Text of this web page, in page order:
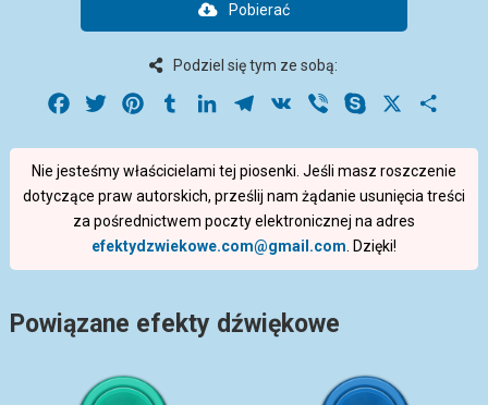
Pobierać
Podziel się tym ze sobą:
Facebook
Twitter PinterestTumblrLinkedInTelegram
VK Viber Skype
Nie jesteśmy właścicielami tej piosenki. Jeśli masz roszczenie
dotyczące praw autorskich, prześlij nam żądanie usunięcia treści
za pośrednictwem poczty elektronicznej na adres
efektydzwiekowe.com@gmail.com . Dzięki!
Powiązane efekty dźwiękowe